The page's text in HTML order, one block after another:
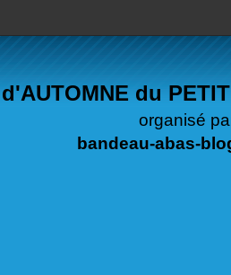
du
organisé